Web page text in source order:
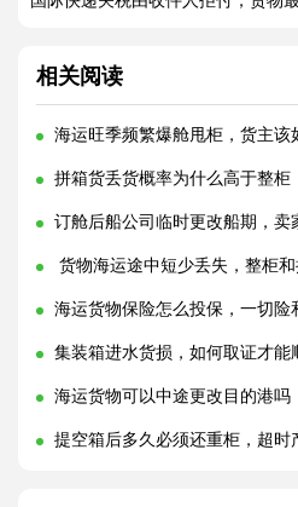
相关阅读
海运旺季频繁爆舱甩柜，货主该
拼箱货丢货概率为什么高于整
订舱后船公司临时更改船期，
货物海运途中短少丢失，整柜
海运货物保险怎么投保，一切
集装箱进水货损，如何取证才
海运货物可以中途更改目的港
提空箱后多久必须还重柜，超